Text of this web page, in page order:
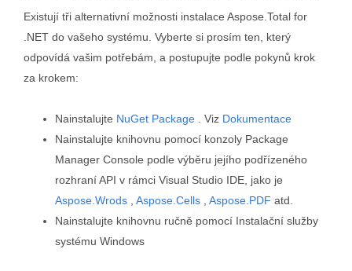
Existují tři alternativní možnosti instalace Aspose.Total for
.NET do vašeho systému. Vyberte si prosím ten, který
odpovídá vašim potřebám, a postupujte podle pokynů krok
za krokem:
Nainstalujte NuGet Package . Viz Dokumentace
Nainstalujte knihovnu pomocí konzoly Package
Manager Console podle výběru jejího podřízeného
rozhraní API v rámci Visual Studio IDE, jako je
Aspose.Wrods
Aspose.Cells Aspose.PDF atd.
Nainstalujte knihovnu ručně pomocí Instalační služby
systému Windows